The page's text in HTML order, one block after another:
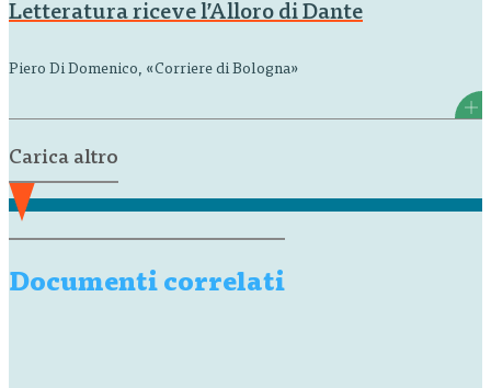
Letteratura riceve l’Alloro di Dante
Piero Di Domenico, «Corriere di Bologna»
Carica altro
Documenti correlati